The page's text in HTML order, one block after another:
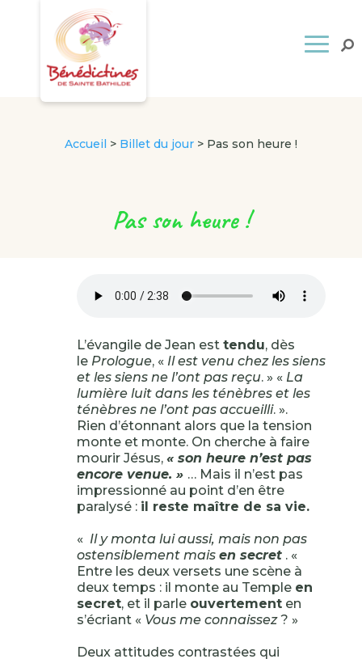
Accueil > Billet du jour> Pas son heure !
Pas son heure !
L’évangile de Jean est tendu, dès
le Prologue, « Il est venu chez les siens
et les siens ne l’ont pas reçu. » « La
lumière luit dans les ténèbres et les
ténèbres ne l’ont pas accueilli. ».
Rien d’étonnant alors que la tension
monte et monte. On cherche à faire
mourir Jésus, « son heure n’est pas
encore venue. » … Mais il n’est pas
impressionné au point d’en être
paralysé : il reste maître de sa vie.
« Il y monta lui aussi, mais non pas
ostensiblement mais en secret . «
Entre les deux versets une scène à
deux temps : il monte au Temple en
secret, et il parle ouvertementen
s’écriant « Vous me connaissez? »
Deux attitudes contrastées qui